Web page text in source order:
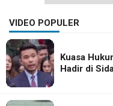
VIDEO POPULER
Kuasa
Hadir di